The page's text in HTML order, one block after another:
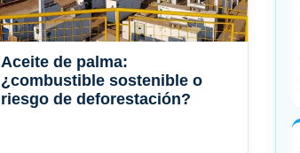
Aceite de palma:
¿combustible sostenible o
riesgo de deforestación?